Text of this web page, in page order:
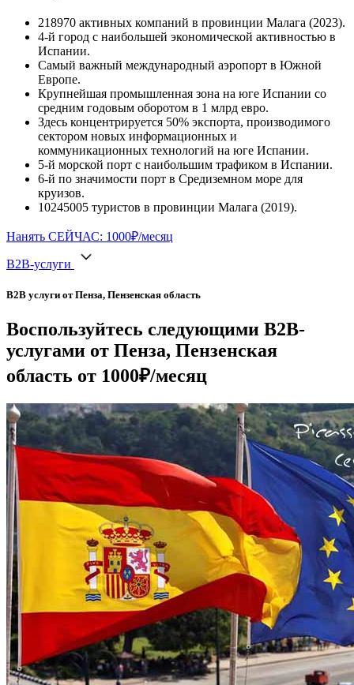
218970 активных компаний в провинции Малага (2023).
4-й город с наибольшей экономической активностью в
Испании.
Самый важный международный аэропорт в Южной
Европе.
Крупнейшая промышленная зона на юге Испании со
средним годовым оборотом в 1 млрд евро.
Здесь концентрируется 50% экспорта, производимого
сектором новых информационных и
коммуникационных технологий на юге Испании.
5-й морской порт с наибольшим трафиком в Испании.
6-й по значимости порт в Средиземном море для
круизов.
10245005 туристов в провинции Малага (2019).
Нанять СЕЙЧАС: 1000₽/месяц
B2B-услуги
B2B услуги от Пенза, Пензенская область
Воспользуйтесь следующими B2B-
услугами от Пенза, Пензенская
область от 1000₽/месяц